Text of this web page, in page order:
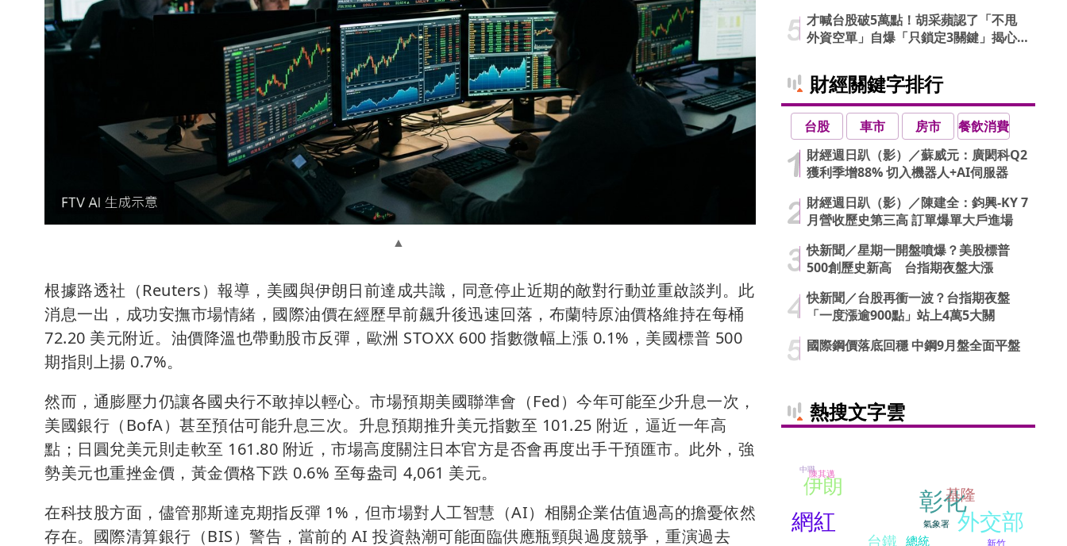
根據路透社（Reuters）報導，美國與伊朗日前達成共識，同意停止近期的敵對行動並重啟談判。此
消息一出，成功安撫市場情緒，國際油價在經歷早前飆升後迅速回落，布蘭特原油價格維持在每桶
72.20 美元附近。油價降溫也帶動股市反彈，歐洲 STOXX 600 指數微幅上漲 0.1%，美國標普 500
期指則上揚 0.7%。
然而，通膨壓力仍讓各國央行不敢掉以輕心。市場預期美國聯準會（Fed）今年可能至少升息一次，
美國銀行（BofA）甚至預估可能升息三次。升息預期推升美元指數至 101.25 附近，逼近一年高
點；日圓兌美元則走軟至 161.80 附近，市場高度關注日本官方是否會再度出手干預匯市。此外，強
勢美元也重挫金價，黃金價格下跌 0.6% 至每盎司 4,061 美元。
在科技股方面，儘管那斯達克期指反彈 1%，但市場對人工智慧（AI）相關企業估值過高的擔憂依然
存在。國際清算銀行（BIS）警告，當前的 AI 投資熱潮可能面臨供應瓶頸與過度競爭，重演過去
才喊台股破5萬點！胡采蘋認了「不甩
外資空單」自爆「只鎖定3關鍵」揭心
財經關鍵字排行
台股 車市 房市
餐飲消費
財經週日趴（影）／蘇威元：廣閎科Q2
獲利季增88% 切入機器人+AI伺服器
財經週日趴（影）／陳建全：鈞興-KY 7
月營收歷史第三高 訂單爆單大戶進場
快新聞／星期一開盤噴爆？美股標普
500創歷史新高 台指期夜盤大漲
快新聞／台股再衝一波？台指期夜盤
「一度漲逾900點」站上4萬5大關
國際鋼價落底回穩 中鋼9月盤全面平盤
熱搜文字雲
網紅
伊朗
總統
中職
台鐵
陳其邁
彰化
外交部
氣象署
基隆